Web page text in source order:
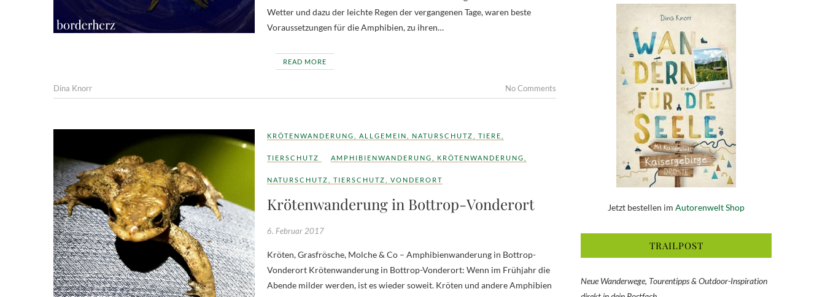
Wetter und dazu der leichte Regen der vergangenen Tage, waren beste
Voraussetzungen für die Amphibien, zu ihren…
READ MORE
Dina Knorr No Comments
KRÖTENWANDERUNG ALLGEMEIN NATURSCHUTZ TIERE
TIERSCHUTZ AMPHIBIENWANDERUNG KRÖTENWANDERUNG
NATURSCHUTZ TIERSCHUTZ VONDERORT
Krötenwanderung in Bottrop-Vonderort
6. Februar 2017
Kröten, Grasfrösche, Molche & Co – Amphibienwanderung in Bottrop-
Vonderort Krötenwanderung in Bottrop-Vonderort: Wenn im Frühjahr die
Abende milder werden, ist es wieder soweit. Kröten und andere Amphibien
Jetzt bestellen im Autorenwelt Shop
TRAILPOST
Neue Wanderwege, Tourentipps & Outdoor-Inspiration